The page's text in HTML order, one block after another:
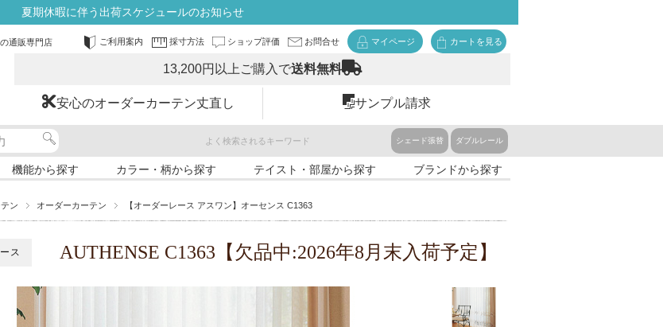
夏期休暇に伴う出荷スケジュールのお知らせ
通販専門店 ご利用案内 採寸方法 ショップ評価 お問合せ マイページ カートを見る
13,200円以上ご購入で送料無料
安心のオーダーカーテン丈直し サンプル請求
よく検索されるキーワード シェード張替 ダブルレール
機能から探す カラー・柄から探す テイスト・部屋から探す ブランドから探す
ン オーダーカーテン 【オーダーレース アスワン】オーセンス C1363
ス AUTHENSE C1363【欠品中:2026年8月末入荷予定】